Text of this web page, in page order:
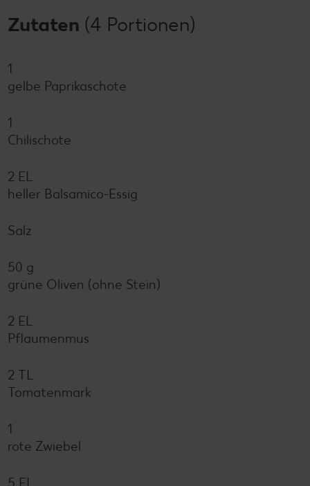
Zutaten (4 Portionen)
1
gelbe Paprikaschote
1
Chilischote
2 EL
heller Balsamico-Essig
Salz
50 g
grüne Oliven (ohne Stein)
2 EL
Pflaumenmus
2 TL
Tomatenmark
1
rote Zwiebel
5 EL